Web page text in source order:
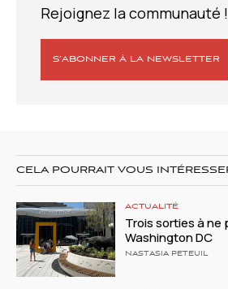
Rejoignez la communauté !
S’ABONNER À LA NEWSLETTER
CELA POURRAIT VOUS
ACTUALITÉ
Trois sorties à
Washington DC
NASTASIA PETEUIL